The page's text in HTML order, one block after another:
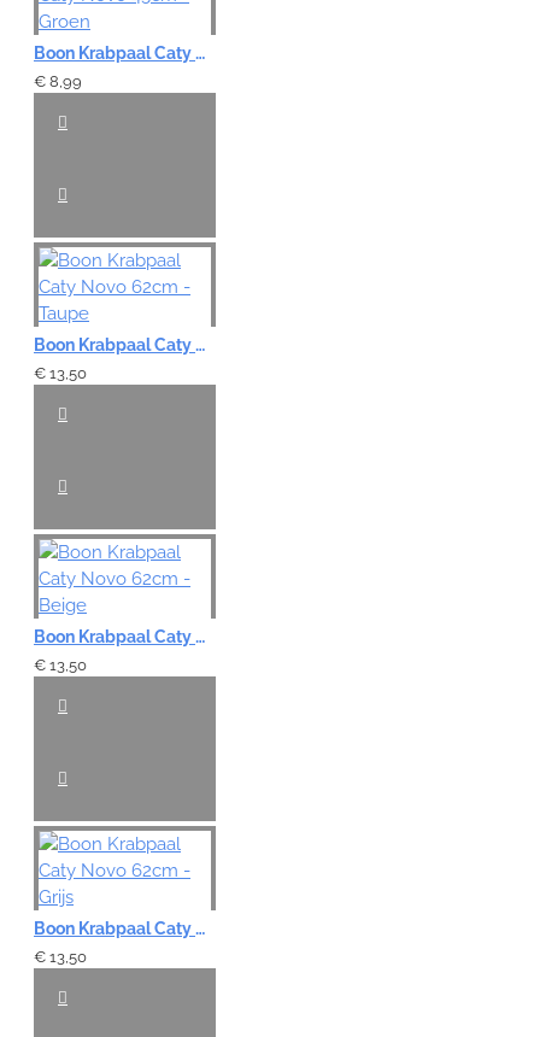
Boon Krabpaal Caty Novo 45cm - Groen
€ 8,99
Boon Krabpaal Caty Novo 62cm - Taupe
€ 13,50
Boon Krabpaal Caty Novo 62cm - Beige
€ 13,50
Boon Krabpaal Caty Novo 62cm - Grijs
€ 13,50